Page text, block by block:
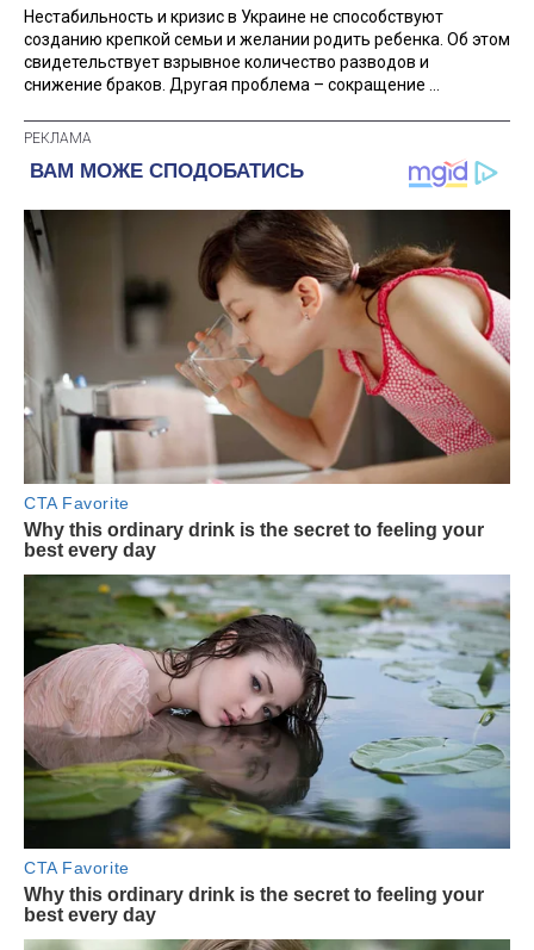
Нестабильность и кризис в Украине не способствуют
созданию крепкой семьи и желании родить ребенка. Об этом
свидетельствует взрывное количество разводов и
снижение браков. Другая проблема – сокращение ...